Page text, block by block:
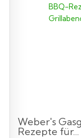
Weber's
Rezepte für...